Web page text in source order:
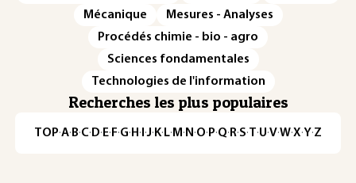
Mécanique
Mesures - Analyses
Procédés chimie - bio - agro
Sciences fondamentales
Technologies de l'information
Recherches les plus populaires
TOP·A·B·C· D· E· F·G· H · ·J· K· L· M · N ·O· P·Q· R·S·T·U·V·W·X·Y·Z